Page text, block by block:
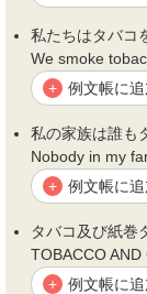
私たちはタバコ
We smoke
+ 例文帳に追
私の家族は誰も
Nobody in my
+ 例文帳に追
タバコ及び紙巻
TOBACCO
+ 例文帳に追